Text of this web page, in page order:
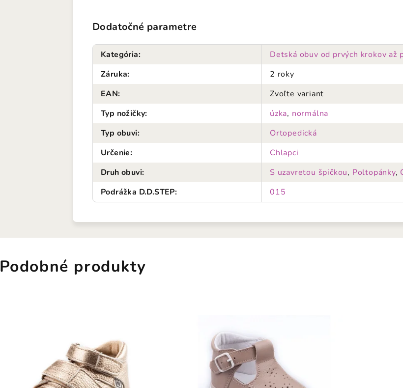
Dodatočné parametre
Kategória:
Detská obuv od prvých krokov až
Záruka:
2 roky
EAN:
Zvoľte variant
Typ nožičky: úzka, normálna
Typ obuvi:
Ortopedická
Určenie:
Chlapci
Druh obuvi: S uzavretou špičkou, Poltopánky,
Podrážka D.D.STEP: 015
Podobné produkty